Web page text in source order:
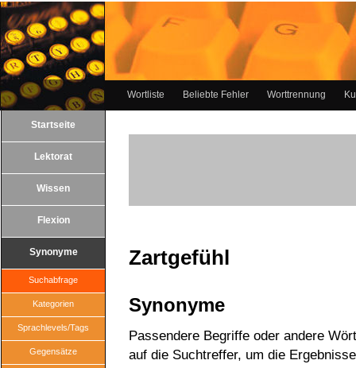
Wortliste Beliebte Fehler Worttrennung
Startseite
Lektorat
Wissen
Flexion
Synonyme
Suchabfrage
Kategorien
Sprachlevels/Tags
Gegensätze
Zartgefühl
Synonyme
Passendere Begriffe oder andere
auf die Suchtreffer, um die